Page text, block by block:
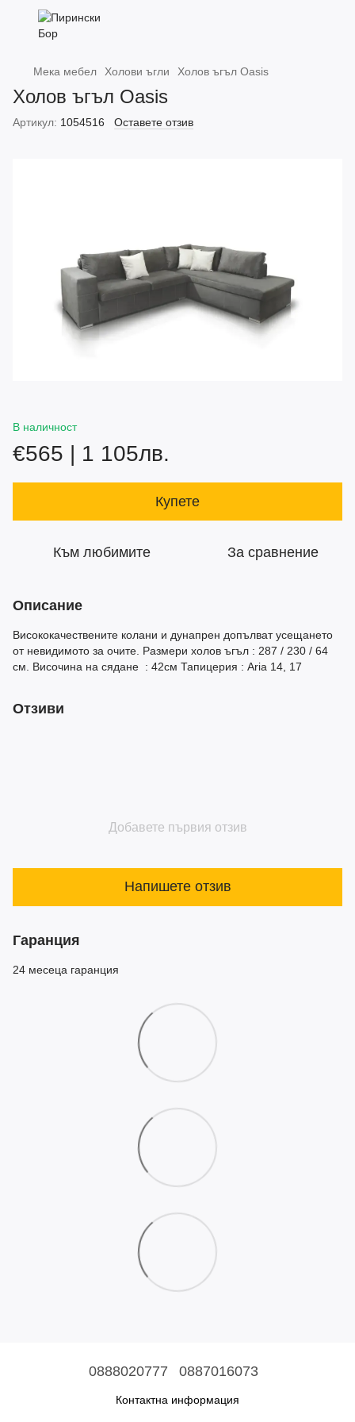
Мека мебел Холови ъгли Холов ъгъл Oasis
Холов ъгъл Oasis
Артикул: 1054516 Оставете отзив
В наличност
€565 | 1 105лв.
Купете
Към любимите За сравнение
Описание
Висококачествените колани и дунапрен допълват усещането
от невидимото за очите. Размери холов ъгъл : 287 / 230 / 64
см. Височина на сядане : 42см Тапицерия : Aria 14, 17
Отзиви
Добавете първия отзив
Напишете отзив
Гаранция
24 месеца гаранция
0888020777 0887016073
Контактна информация